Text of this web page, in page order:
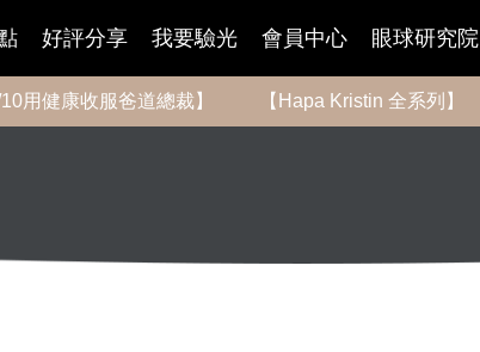
好評分享 我要驗光 會員中心 眼球研究院
用健康收服爸道總裁】 【Hapa Kristin 全系列】